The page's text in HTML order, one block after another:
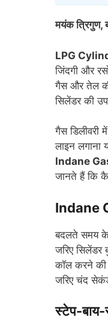
मयंक त्रिगुण,
LPG
जिंदगी और
गैस और तेल की
सिलेंडर की
गैस डिलीवरी
लाइन लगाना
Indane
जानते हैं कि
Indane
बदलते समय
जरिए
कॉल करने
जरिए चंद
स्टेप-